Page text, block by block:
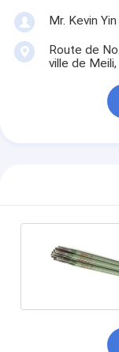
Mr. Kevin Yin
Route de
ville de Meili,